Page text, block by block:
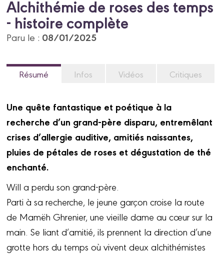
Alchithémie de roses des temps
- histoire complète
Paru le : 08/01/2025
Résumé Infos Vidéos Critiques
Une quête fantastique et poétique à la
recherche d’un grand-père disparu, entremêlant
crises d’allergie auditive, amitiés naissantes,
pluies de pétales de roses et dégustation de thé
enchanté.
Will a perdu son grand-père.
Parti à sa recherche, le jeune garçon croise la route
de Mamëh Ghrenier, une vieille dame au cœur sur la
main. Se liant d’amitié, ils prennent la direction d’une
grotte hors du temps où vivent deux alchithémistes